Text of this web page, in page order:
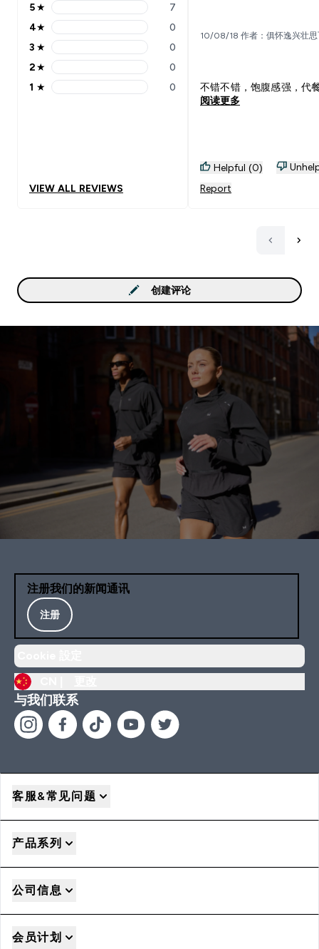
5 stars rating 7 reviews
5★ 7
4 stars rating 0 reviews
4★ 0
3 stars rating 0 reviews
3 ★ 0
2 stars rating 0 reviews
2★ 0
1 stars rating 0 reviews
1 ★ 0
VIEW ALL REVIEWS
10/08/18 作者：俱怀逸兴壮思
不错不错，饱腹感强，代
阅读更多
Helpful (0)
Report
创建评论
注册我们的新闻通讯
注册
与我们联系
客服&常见问题
产品系列
公司信息
会员计划